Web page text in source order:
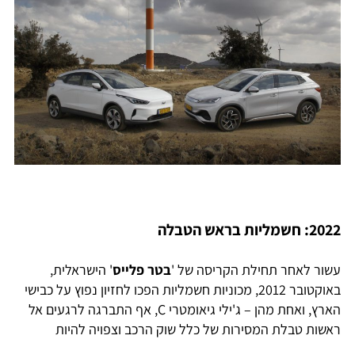
2022: חשמליות בראש הטבלה
עשור לאחר תחילת הקריסה של 'בטר פלייס' הישראלית,
באוקטובר 2012, מכוניות חשמליות הפכו לחזיון נפוץ על כבישי
הארץ, ואחת מהן – ג'ילי גיאומטרי C, אף התברגה לרגעים אל
ראשות טבלת המסירות של כלל שוק הרכב וצפויה להיות